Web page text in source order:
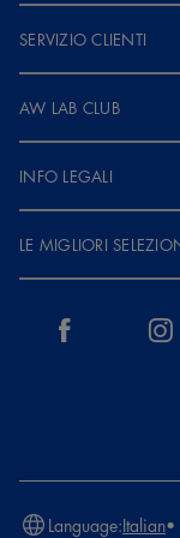
SERVIZIO CLIENTI
AW LAB CLUB
INFO LEGALI
LE MIGLIORI
Language:Italian